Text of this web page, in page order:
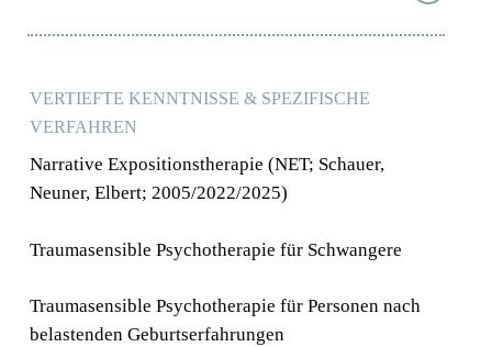
Konstanz, Deutschland
Seit 2018
Sprechstunde für Traumafolgestörungen
Psychiatrische Dienste Thurgau, Schweiz
2018-2023
Apb Ausbildungszentrum für Psychotherapie
VERTIEFTE KENNTNISSE & SPEZIFISCHE
VERFAHREN
Narrative Expositionstherapie (NET; Schauer,
Neuner, Elbert; 2005/2022/2025)
Traumasensible Psychotherapie für Schwangere
Traumasensible Psychotherapie für Personen nach
belastenden Geburtserfahrungen